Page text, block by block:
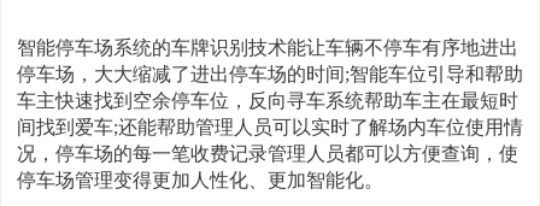
智能停车场系统的车牌识别技术能让车辆不停车有序地进出
停车场，大大缩减了进出停车场的时间;智能车位引导和帮助
车主快速找到空余停车位，反向寻车系统帮助车主在最短时
间找到爱车;还能帮助管理人员可以实时了解场内车位使用情
况，停车场的每一笔收费记录管理人员都可以方便查询，使
停车场管理变得更加人性化、更加智能化。